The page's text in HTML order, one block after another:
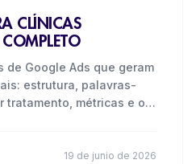
CLÍNICAS
de Google Ads que geram
estrutura, palavras-
tratamento, métricas e os
19 de junio de 2026